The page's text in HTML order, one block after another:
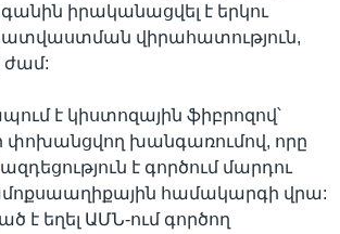
իրականացվել է երկու
վիրահատություն,
ժամ:
է կիստոզային ֆիբրոզով՝
խանգառումով, որը
է գործում մարդու
համակարգի վրա:
է եղել ԱՄՆ-ում գործող